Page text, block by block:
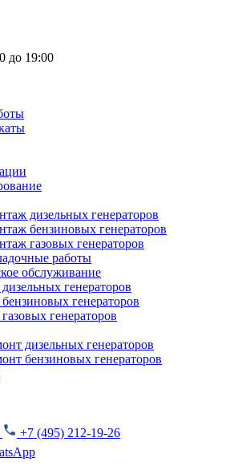
до 19:00
дизельных генераторов
бензиновых генераторов
газовых генераторов
работы
обслуживание
генераторов
генераторов
генераторов
дизельных генераторов
бензиновых генераторов
+7 (495) 212-19-26